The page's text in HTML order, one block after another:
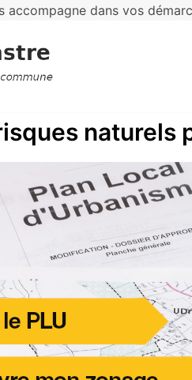
accompagne dans vos